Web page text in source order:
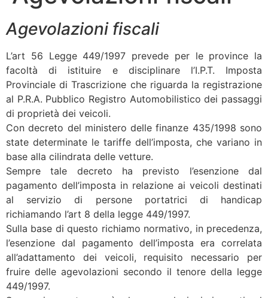
Agevolazioni fiscali
L’art 56 Legge 449/1997 prevede per le province la
facoltà di istituire e disciplinare l’I.P.T. Imposta
Provinciale di Trascrizione che riguarda la registrazione
al P.R.A. Pubblico Registro Automobilistico dei passaggi
di proprietà dei veicoli.
Con decreto del ministero delle finanze 435/1998 sono
state determinate le tariffe dell’imposta, che variano in
base alla cilindrata delle vetture.
Sempre tale decreto ha previsto l’esenzione dal
pagamento dell’imposta in relazione ai veicoli destinati
al servizio di persone portatrici di handicap
richiamando l’art 8 della legge 449/1997.
Sulla base di questo richiamo normativo, in precedenza,
l’esenzione dal pagamento dell’imposta era correlata
all’adattamento dei veicoli, requisito necessario per
fruire delle agevolazioni secondo il tenore della legge
449/1997.